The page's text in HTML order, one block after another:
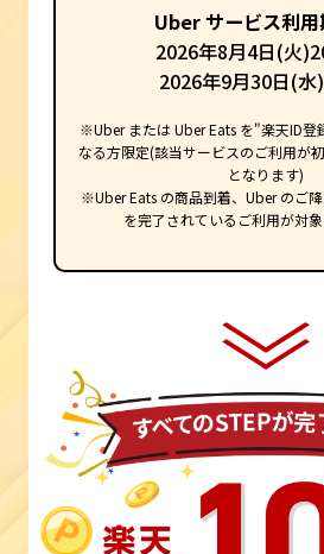
Uber サービス利用
2026年8月4日(火
2026年9月30日(水
※Uber または Uber Eats を"楽天ID登
なる方限定(該当サービスのご利用が
となります)
※Uber Eats の商品到着、Uber のご
を完了されているご利用が対象